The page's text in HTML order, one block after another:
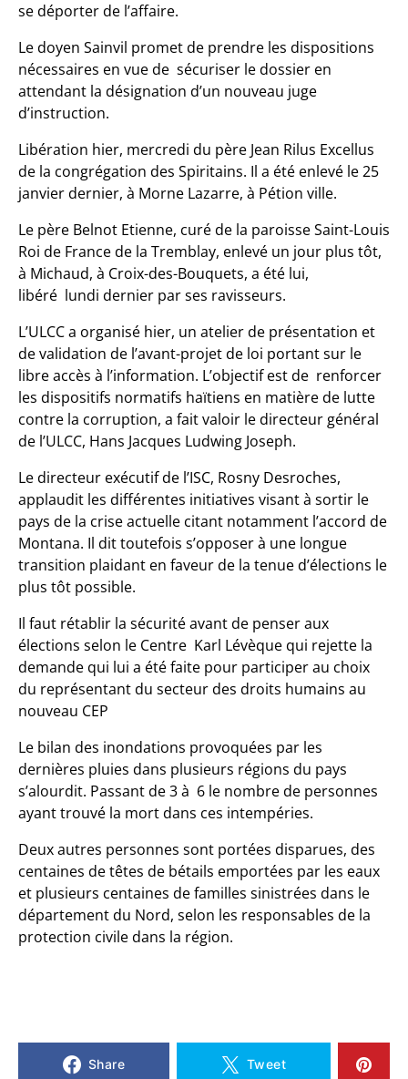
se déporter de l’affaire.
Le doyen Sainvil promet de prendre les dispositions
nécessaires en vue de sécuriser le dossier en
attendant la désignation d’un nouveau juge
d’instruction.
Libération hier, mercredi du père Jean Rilus Excellus
de la congrégation des Spiritains. Il a été enlevé le 25
janvier dernier, à Morne Lazarre, à Pétion ville.
Le père Belnot Etienne, curé de la paroisse Saint-Louis
Roi de France de la Tremblay, enlevé un jour plus tôt,
à Michaud, à Croix-des-Bouquets, a été lui,
libéré lundi dernier par ses ravisseurs.
L’ULCC a organisé hier, un atelier de présentation et
de validation de l’avant-projet de loi portant sur le
libre accès à l’information. L’objectif est de renforcer
les dispositifs normatifs haïtiens en matière de lutte
contre la corruption, a fait valoir le directeur général
de l’ULCC, Hans Jacques Ludwing Joseph.
Le directeur exécutif de l’ISC, Rosny Desroches,
applaudit les différentes initiatives visant à sortir le
pays de la crise actuelle citant notamment l’accord de
Montana. Il dit toutefois s’opposer à une longue
transition plaidant en faveur de la tenue d’élections le
plus tôt possible.
Il faut rétablir la sécurité avant de penser aux
élections selon le Centre Karl Lévèque qui rejette la
demande qui lui a été faite pour participer au choix
du représentant du secteur des droits humains au
nouveau CEP
Le bilan des inondations provoquées par les
dernières pluies dans plusieurs régions du pays
s’alourdit. Passant de 3 à 6 le nombre de personnes
ayant trouvé la mort dans ces intempéries.
Deux autres personnes sont portées disparues, des
centaines de têtes de bétails emportées par les eaux
et plusieurs centaines de familles sinistrées dans le
département du Nord, selon les responsables de la
protection civile dans la région.
Share Tweet